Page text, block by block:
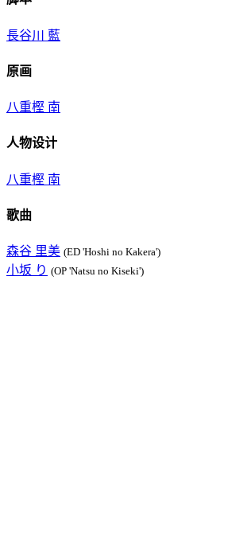
長谷川 藍
原画
八重樫 南
人物设计
八重樫 南
歌曲
森谷 里美 (ED 'Hoshi no Kakera')
小坂 り (OP 'Natsu no Kiseki')